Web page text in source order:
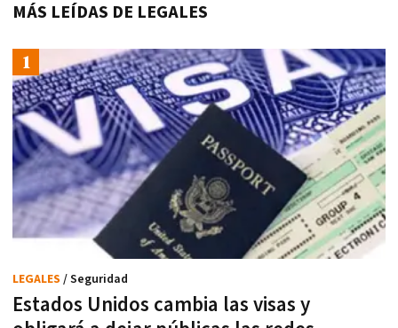
MÁS LEÍDAS DE LEGALES
Estados Unidos cambia las visas y
LEGALES / Seguridad